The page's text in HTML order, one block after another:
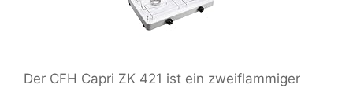
Der CFH Capri ZK 421 ist ein zweiflammiger